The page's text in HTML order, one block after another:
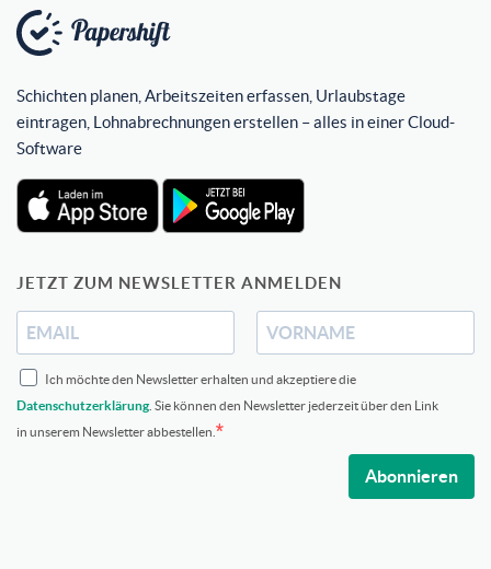
Schichten planen, Arbeitszeiten erfassen, Urlaubstage
eintragen, Lohnabrechnungen erstellen – alles in einer Cloud-
Software
JETZT ZUM NEWSLETTER ANMELDEN
Ich möchte den Newsletter erhalten und akzeptiere die
Datenschutzerklärung . Sie können den Newsletter jederzeit über den Link
in unserem Newsletter abbestellen.
Abonnieren